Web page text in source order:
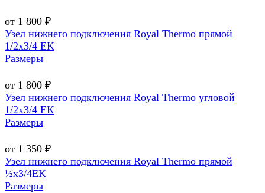
от 1 800 ₽
Узел нижнего подключения Royal Thermo прямой
1/2х3/4 EK
Размеры
от 1 800 ₽
Узел нижнего подключения Royal Thermo угловой
1/2х3/4 EK
Размеры
от 1 350 ₽
Узел нижнего подключения Royal Thermo прямой
½х3/4EK
Размеры